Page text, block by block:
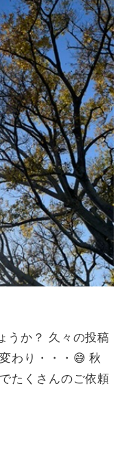
うか？ 久々の投稿
わり・・・😅 秋
たくさんのご依頼